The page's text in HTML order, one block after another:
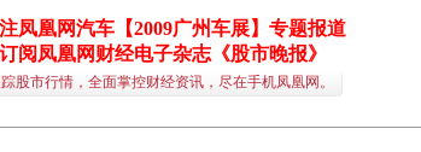
凤凰网汽车【2009广州车展】专题报道
阅凤凰网财经电子杂志《股市晚报》
股市行情，全面掌控财经资讯，尽在手机凤凰网。